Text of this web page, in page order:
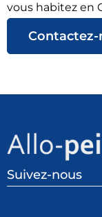
vous habitez en
obtenir votre
votreContactez-
Suivez-nous